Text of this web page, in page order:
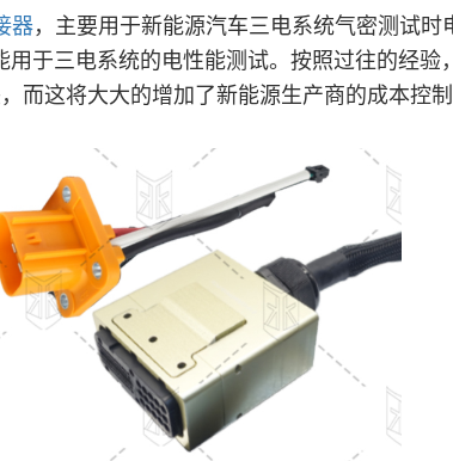
器，主要用于新能源汽车三电系统气密测试时
于三电系统的电性能测试。按照过往的经验
而这将大大的增加了新能源生产商的成本控制